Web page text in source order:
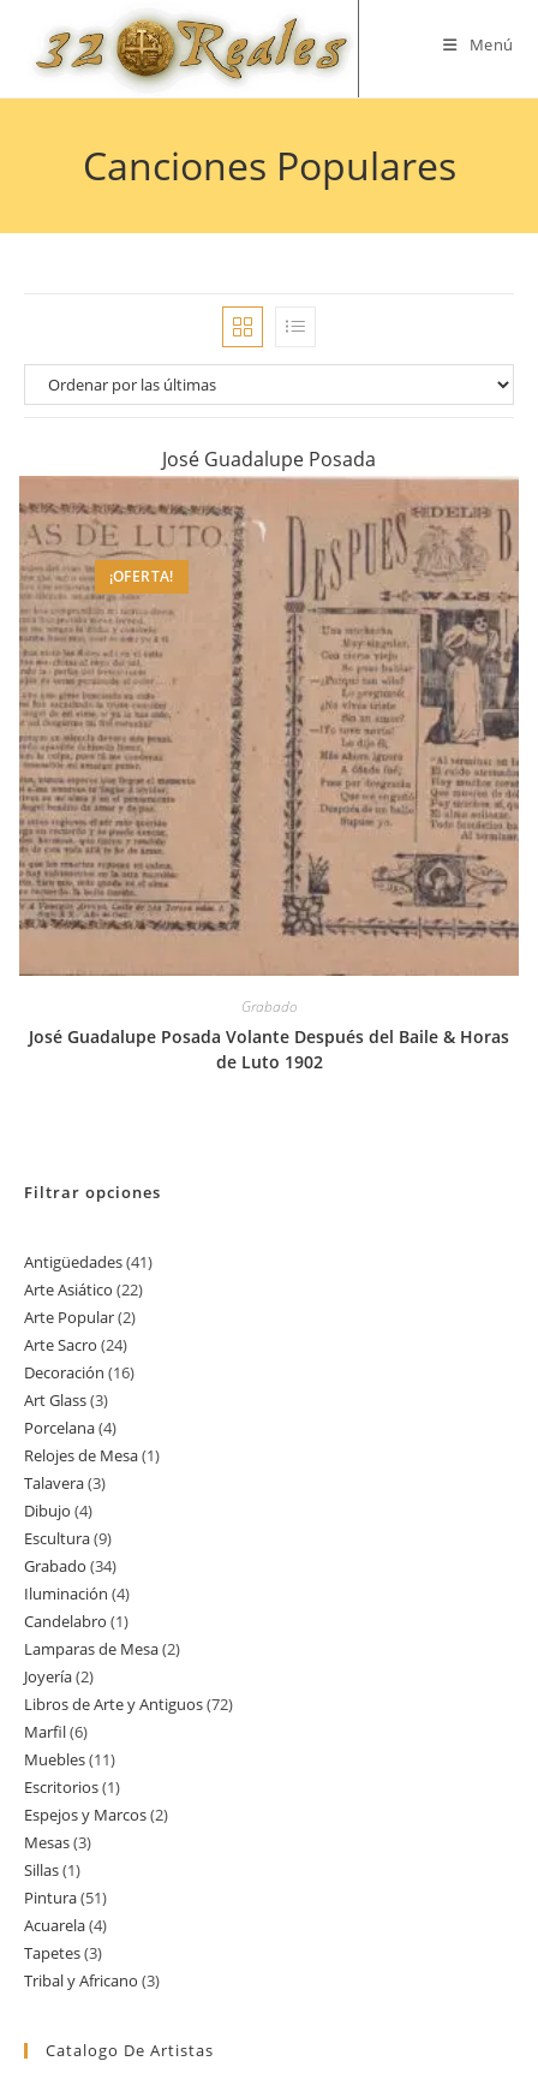
contenido
Menú
Canciones Populares
José Guadalupe Posada
¡OFERTA!
Grabado
José Guadalupe Posada Volante Después del Baile & Horas
de Luto 1902
Filtrar opciones
Antigüedades 4141
Arte Asiático 2222
Arte Popular 22
Arte Sacro 2424
productos
Decoración 1616
Art Glass 33
productos
Porcelana 44
productos
Relojes de Mesa 11
Talavera 33
Dibujo 44
productos
Escultura 99
productos
Grabado 3434
productos
Iluminación 44
productos
Candelabro 11
producto
Lamparas de Mesa 22
Joyería 22
productos
Libros de Arte y Antiguos 7272
Marfil 66
productos
Muebles 1111
productos
Escritorios 11
producto
Espejos y Marcos 22
Mesas 33
Sillas 11
producto
Pintura 5151
productos
Acuarela 44
productos
Tapetes 33
productos
Tribal y Africano 33
Catalogo De Artistas